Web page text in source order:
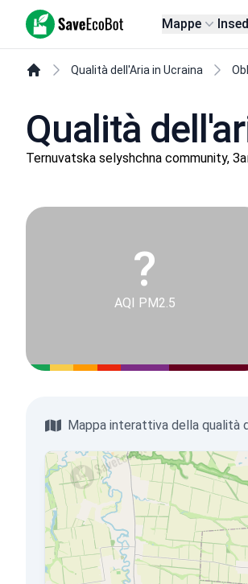
SaveEcoBot Mappe
Qualità dell'Aria in Ucraina
Qualità
Ternuvatska selyshchna community,
?
AQI PM2.5
Mappa interattiva della qualità